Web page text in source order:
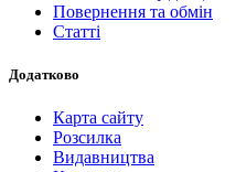
Повернення та обмін
Статті
Додатково
Карта сайту
Розсилка
Видавництва